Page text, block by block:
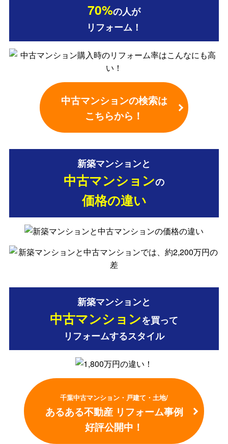
70%の人が
リフォーム！
中古マンションの検索は
こちらから！
新築マンションと
中古マンションの
価格の違い
新築マンションと
中古マンションを買って
リフォームするスタイル
千葉中古マンション・戸建て・土地/
あるある不動産 リフォーム事例
好評公開中！